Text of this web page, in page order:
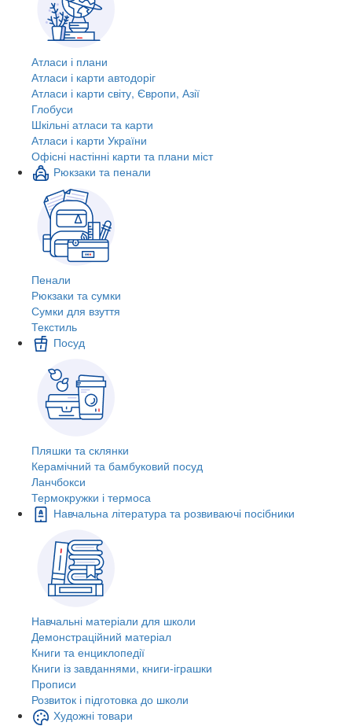
Атласи і плани
Атласи і карти автодоріг
Атласи і карти світу, Європи, Азії
Глобуси
Шкільні атласи та карти
Атласи і карти України
Офісні настінні карти та плани міст
Рюкзаки та пенали
Пенали
Рюкзаки та сумки
Сумки для взуття
Текстиль
Посуд
Пляшки та склянки
Керамічний та бамбуковий посуд
Ланчбокси
Термокружки і термоса
Навчальна література та розвиваючі посібники
Навчальні матеріали для школи
Демонстраційний матеріал
Книги та енциклопедії
Книги із завданнями, книги-іграшки
Прописи
Розвиток і підготовка до школи
Художні товари